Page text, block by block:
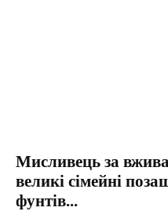
Мисливець за
великі сімейні
фунтів...